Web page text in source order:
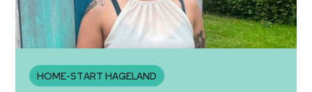
HOME-START HAGELAND